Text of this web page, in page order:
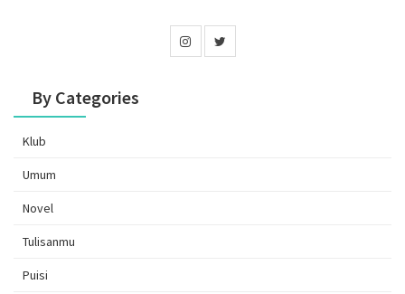
By Categories
Klub
Umum
Novel
Tulisanmu
Puisi